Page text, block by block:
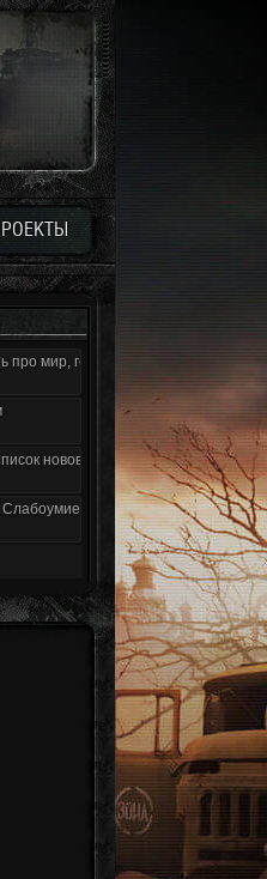
про мир, геймплей и сюжет | Разбор
нововведений
и отвага